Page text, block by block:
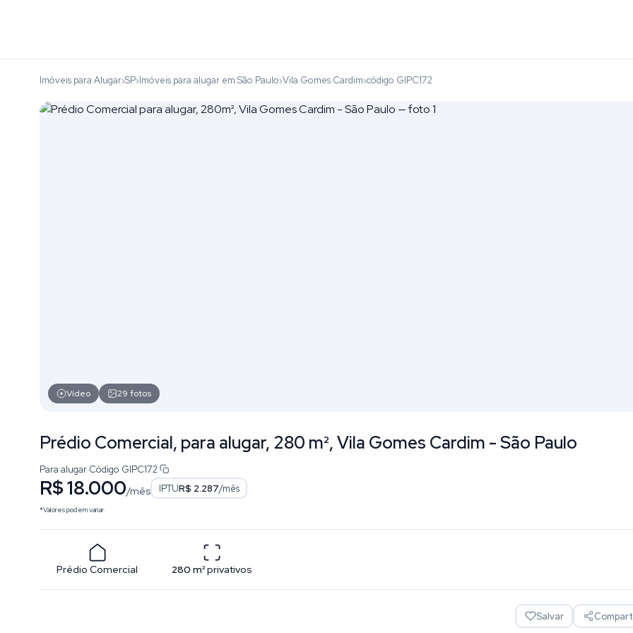
Imóveis para Alugar›SP›Imóveis para alugar em São Paulo›Vila Gomes Cardim›código GIPC172
Vídeo 29 fotos
Prédio Comercial, para alugar, 280 m², Vila Gomes Cardim - São Paulo
Para alugar·Código GIPC172
R$ 18.000/mês IPTUR$ 2.287/mês
*Valores podem variar.
Prédio Comercial 280 m²privativos
Salvar